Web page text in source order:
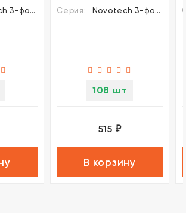
и аксессуары Серия: Novotech 3-фазные шины и аксессуары
108 шт
515 ₽
В корзину